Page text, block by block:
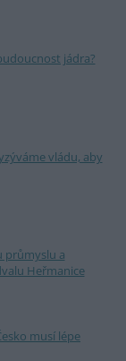
jádra?
vládu, aby
průmyslu a
Heřmanice
musí lépe